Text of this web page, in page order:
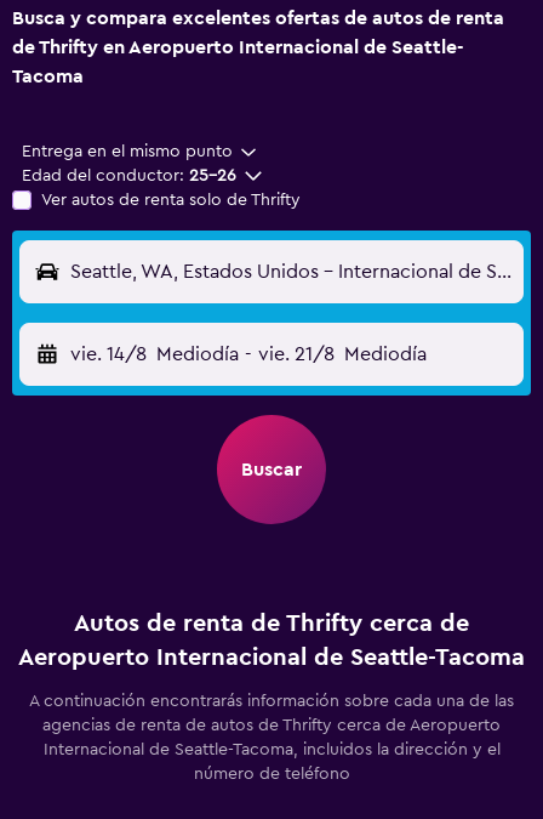
Busca y compara excelentes ofertas de autos de renta
de Thrifty en Aeropuerto Internacional de Seattle-
Tacoma
Entrega en el mismo punto
Edad del conductor: 25-26
Ver autos de renta solo de Thrifty
Seattle, WA, Estados Unidos - Internacional de Seattle-Tacoma (SEA)
vie. 14/8 Mediodía - vie. 21/8 Mediodía
Buscar
Autos de renta de Thrifty cerca de
Aeropuerto Internacional de Seattle-Tacoma
A continuación encontrarás información sobre cada una de las
agencias de renta de autos de Thrifty cerca de Aeropuerto
Internacional de Seattle-Tacoma, incluidos la dirección y el
número de teléfono